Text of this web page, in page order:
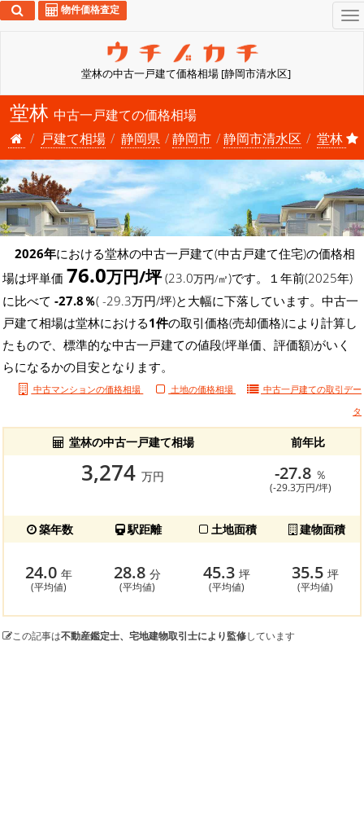
堂林の中古一戸建て価格相場 [静岡市清水区]
物件価格査定
堂林 中古一戸建ての価格相場
戸建て相場
静岡県 静岡市 静岡市清水区 堂林
2026年における堂林の中古一戸建て(中古戸建て住宅)の価格相
場は坪単価 76.0万円/坪(23.0万円/㎡)です。１年前(2025年)
に比べて -27.8％( -29.3万円/坪)と大幅に下落しています。中古一
戸建て相場は堂林における1件の取引価格(売却価格)により計算し
たもので、標準的な中古一戸建ての値段(坪単価、評価額)がいく
らになるかの目安となります。
中古マンションの価格相場 土地の価格相場 中古一戸建ての取引デー
タ
堂林の中古一戸建て相場 前年比
3,274 万円 -27.8 ％
(-29.3万円/坪)
築年数 駅距離 土地面積 建物面積
24.0 年
(平均値)
28.8分
(平均値)
45.3 坪
(平均値)
35.5坪
(平均値)
この記事は不動産鑑定士、宅地建物取引士により監修しています